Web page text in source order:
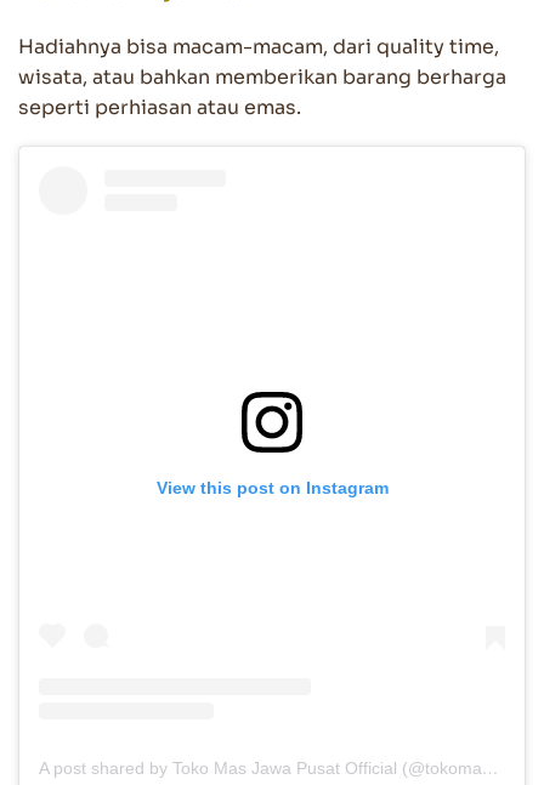
Hadiahnya bisa macam-macam, dari quality time,
wisata, atau bahkan memberikan barang berharga
seperti perhiasan atau emas.
View this post on Instagram
A post shared by Toko Mas Jawa Pusat Official (@tokomasjawaofficial)